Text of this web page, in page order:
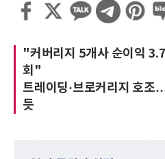
"커버리지 5개사 순이익
회"
트레이딩·브로커리지 호조
듯